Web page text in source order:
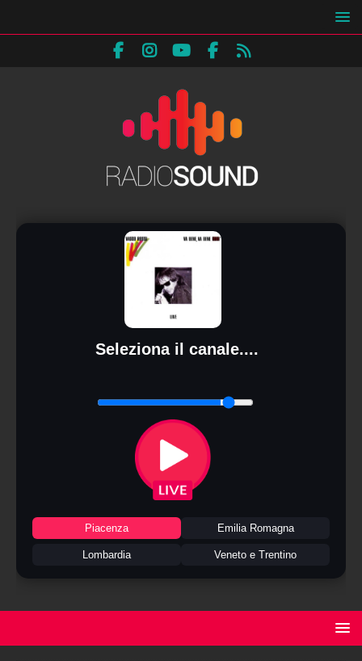
Seleziona il canale....
Piacenza Emilia Romagna
Lombardia Veneto e Trentino